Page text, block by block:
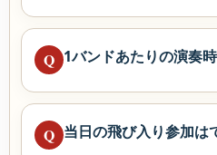
Q 1バンドあたりの演奏
Q 当日の飛び入り参加は